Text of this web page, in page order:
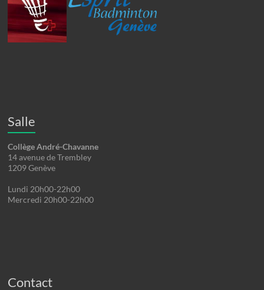
Salle
Collège André-Chavanne
14 avenue de Trembley
1209 Genève
Lundi 20h00-22h00
Mercredi 20h00-22h00
Contact